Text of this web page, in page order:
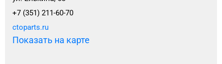
+7 (351) 211-60-70
ctoparts.ru
Показать на карте